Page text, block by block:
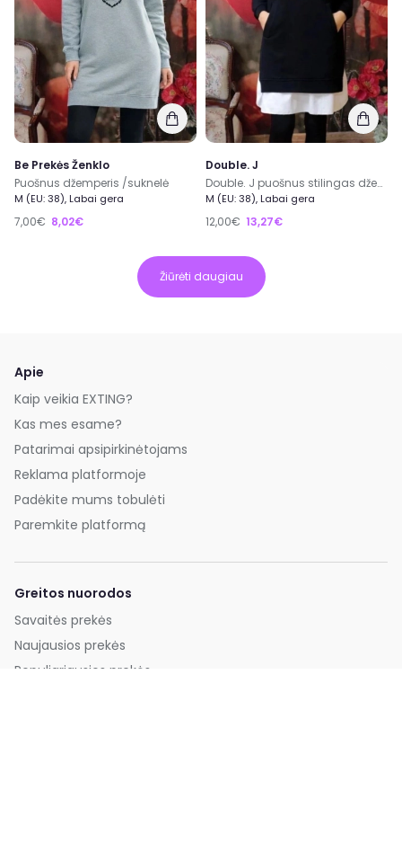
Be Prekės Ženklo
Puošnus džemperis /suknelė
M (EU: 38), Labai gera
7,00€ 8,02€
Double. J
Double. J puošnus stilingas džemperis
M (EU: 38), Labai gera
12,00€ 13,27€
Žiūrėti daugiau
Apie
Kaip veikia EXTING?
Kas mes esame?
Patarimai apsipirkinėtojams
Reklama platformoje
Padėkite mums tobulėti
Paremkite platformą
Greitos nuorodos
Savaitės prekės
Naujausios prekės
Populiariausios prekės